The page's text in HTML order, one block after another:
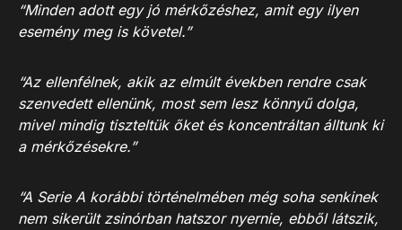
“Minden adott egy jó mérkőzéshez, amit egy ilyen
esemény meg is követel.”
“Az ellenfélnek, akik az elmúlt években rendre csak
szenvedett ellenünk, most sem lesz könnyű dolga,
mivel mindig tiszteltük őket és koncentráltan álltunk ki
a mérkőzésekre.”
“A Serie A korábbi történelmében még soha senkinek
nem sikerült zsinórban hatszor nyernie, ebből látszik,